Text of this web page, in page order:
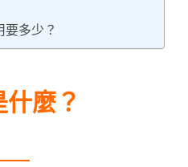
多少？
麼？